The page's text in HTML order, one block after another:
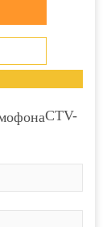
CTV-